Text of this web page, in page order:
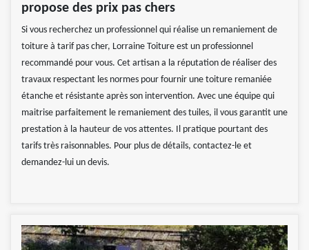
propose des prix pas chers
Si vous recherchez un professionnel qui réalise un remaniement de
toiture à tarif pas cher, Lorraine Toiture est un professionnel
recommandé pour vous. Cet artisan a la réputation de réaliser des
travaux respectant les normes pour fournir une toiture remaniée
étanche et résistante après son intervention. Avec une équipe qui
maitrise parfaitement le remaniement des tuiles, il vous garantit une
prestation à la hauteur de vos attentes. Il pratique pourtant des
tarifs très raisonnables. Pour plus de détails, contactez-le et
demandez-lui un devis.